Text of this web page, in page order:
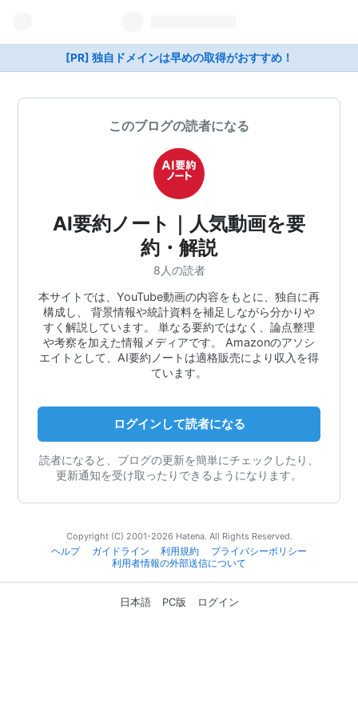
[PR] 独自ドメインは早めの取得がおすすめ！
このブログの読者になる
AI要約ノート｜人気動画を要
約・解説
8人の読者
本サイトでは、YouTube動画の内容をもとに、独自に再
構成し、 背景情報や統計資料を補足しながら分かりや
すく解説しています。 単なる要約ではなく、論点整理
や考察を加えた情報メディアです。 Amazonのアソシ
エイトとして、AI要約ノートは適格販売により収入を得
ています。
ログインして読者になる
読者になると、ブログの更新を簡単にチェックしたり、
更新通知を受け取ったりできるようになります。
Copyright (C) 2001-2026 Hatena. All Rights Reserved.
ヘルプ
ガイドライン 利用規約
プライバシーポリシー
利用者情報の外部送信について
日本語 PC版 ログイン